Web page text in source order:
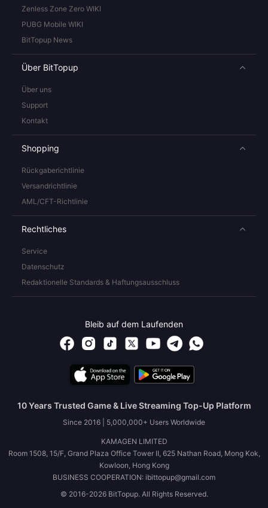
Zenless Zone Zero WIKI
PUBG Mobile WIKI
BitTopup News
Über BitTopup
Über uns
Support
Kontakt
Shopping
Rückgaberichtlinie
Versandrichtlinie
AML/CFT-Richtlinie
Rechtliches
Service
Datenschutz
Redaktionelle Standards & Haftungsausschluss
Bleib auf dem Laufenden
10 Years Trusted Game & Live Streaming Top-Up Platform
Since 2016 | 5,000,000+ Users Worldwide
KAMAGEN LIMITED
Room 1508, 15/F, Grand Plaza Office Tower II, 625 Nathan Road, Mong Kok,
Kowloon, Hong Kong
BUSINESS COOPERATION: ibittopup@gmail.com
© 2016-2026 BitTopup. All Rights Reserved.